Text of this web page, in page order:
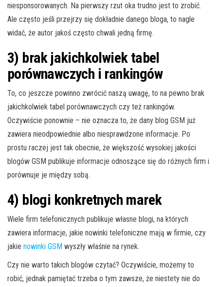
niesponsorowanych. Na pierwszy rzut oka trudno jest to zrobić.
Ale często jeśli przejrzy się dokładnie danego bloga, to nagle
widać, że autor jakoś często chwali jedną firmę.
3) brak jakichkolwiek tabel
porównawczych i rankingów
To, co jeszcze powinno zwrócić naszą uwagę, to na pewno brak
jakichkolwiek tabel porównawczych czy też rankingów.
Oczywiście ponownie – nie oznacza to, że dany blog GSM już
zawiera nieodpowiednie albo niesprawdzone informacje. Po
prostu raczej jest tak obecnie, że większość wysokiej jakości
blogów GSM publikuje informacje odnoszące się do różnych firm i
porównuje je między sobą.
4) blogi konkretnych marek
Wiele firm telefonicznych publikuje własne blogi, na których
zawiera informacje, jakie nowinki telefoniczne mają w firmie, czy
jakie nowinki GSM wyszły właśnie na rynek.
Czy nie warto takich blogów czytać? Oczywiście, możemy to
robić, jednak pamiętać trzeba o tym zawsze, że niestety nie do